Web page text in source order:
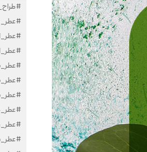
#عطر_ Penhaligon’s